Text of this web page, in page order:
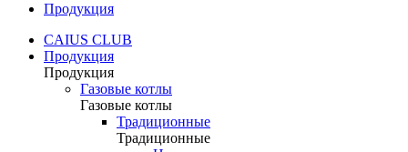
Продукция
CAIUS CLUB
Продукция
Продукция
Газовые котлы
Газовые котлы
Традиционные
Традиционные